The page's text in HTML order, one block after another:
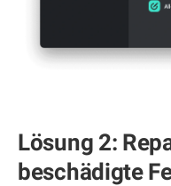
Lösung 2:
beschädigte